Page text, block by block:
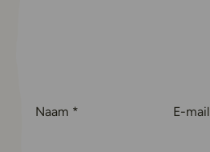
Naam * E-mail